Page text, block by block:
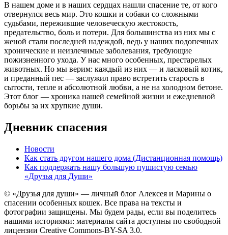
В нашем доме и в наших сердцах нашли спасение те, от кого
отвернулся весь мир. Это кошки и собаки со сложными
судьбами, пережившие человеческую жестокость,
предательство, боль и потери. Для большинства из них мы с
женой стали последней надеждой, ведь у наших подопечных
хронические и неизлечимые заболевания, требующие
пожизненного ухода. У нас много особенных, престарелых
животных. Но мы верим: каждый из них — и ласковый котик,
и преданный пес — заслужил право встретить старость в
сытости, тепле и абсолютной любви, а не на холодном бетоне.
Этот блог — хроника нашей семейной жизни и ежедневной
борьбы за их хрупкие души.
Дневник спасения
Новости
Как стать другом нашего дома (Дистанционная помощь)
Как поддержать нашу большую пушистую семью
«Друзья для Души»
© «Друзья для души» — личный блог Алексея и Марины о
спасении особенных кошек. Все права на тексты и
фотографии защищены. Мы будем рады, если вы поделитесь
нашими историями: материалы сайта доступны по свободной
лицензии Creative Commons-BY-SA 3.0.